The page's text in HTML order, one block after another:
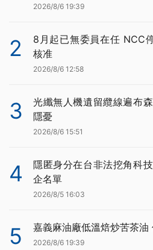
2026/8/6 19:39
2
8月起已無委員在任 NCC
核准
2026/8/6 12:58
3
光纖無人機遺留纜線遍布
隱憂
2026/8/6 15:51
4
隱匿身分在台非法挖角科
企名單
2026/8/5 16:03
5 嘉義麻油廠低溫焙炒苦茶油
2026/8/6 19:39